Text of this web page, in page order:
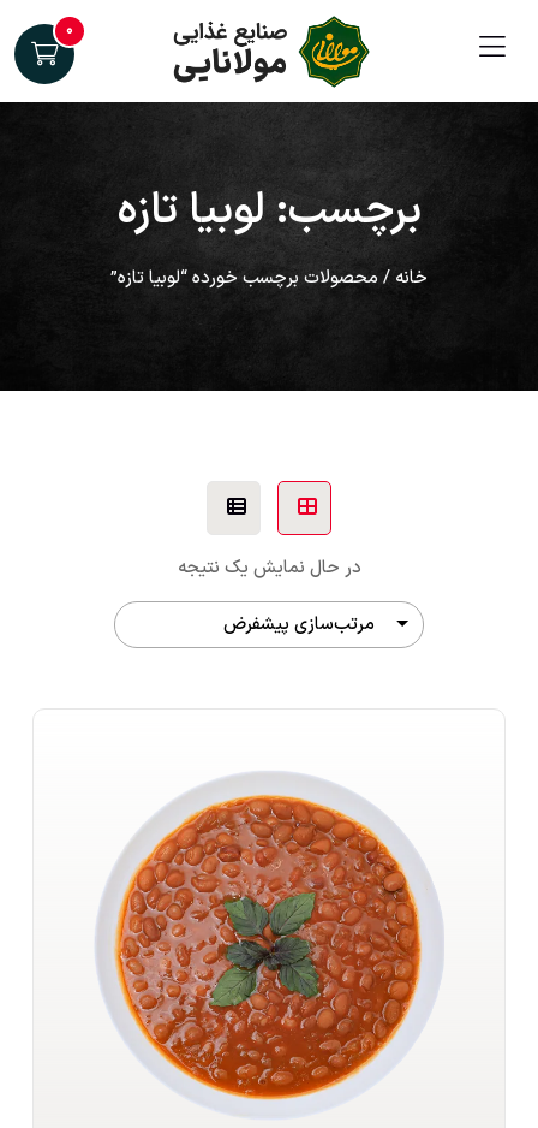
۰
برچسب: لوبیا تازه
خانه / محصولات برچسب خورده “لوبیا تازه”
در حال نمایش یک نتیجه